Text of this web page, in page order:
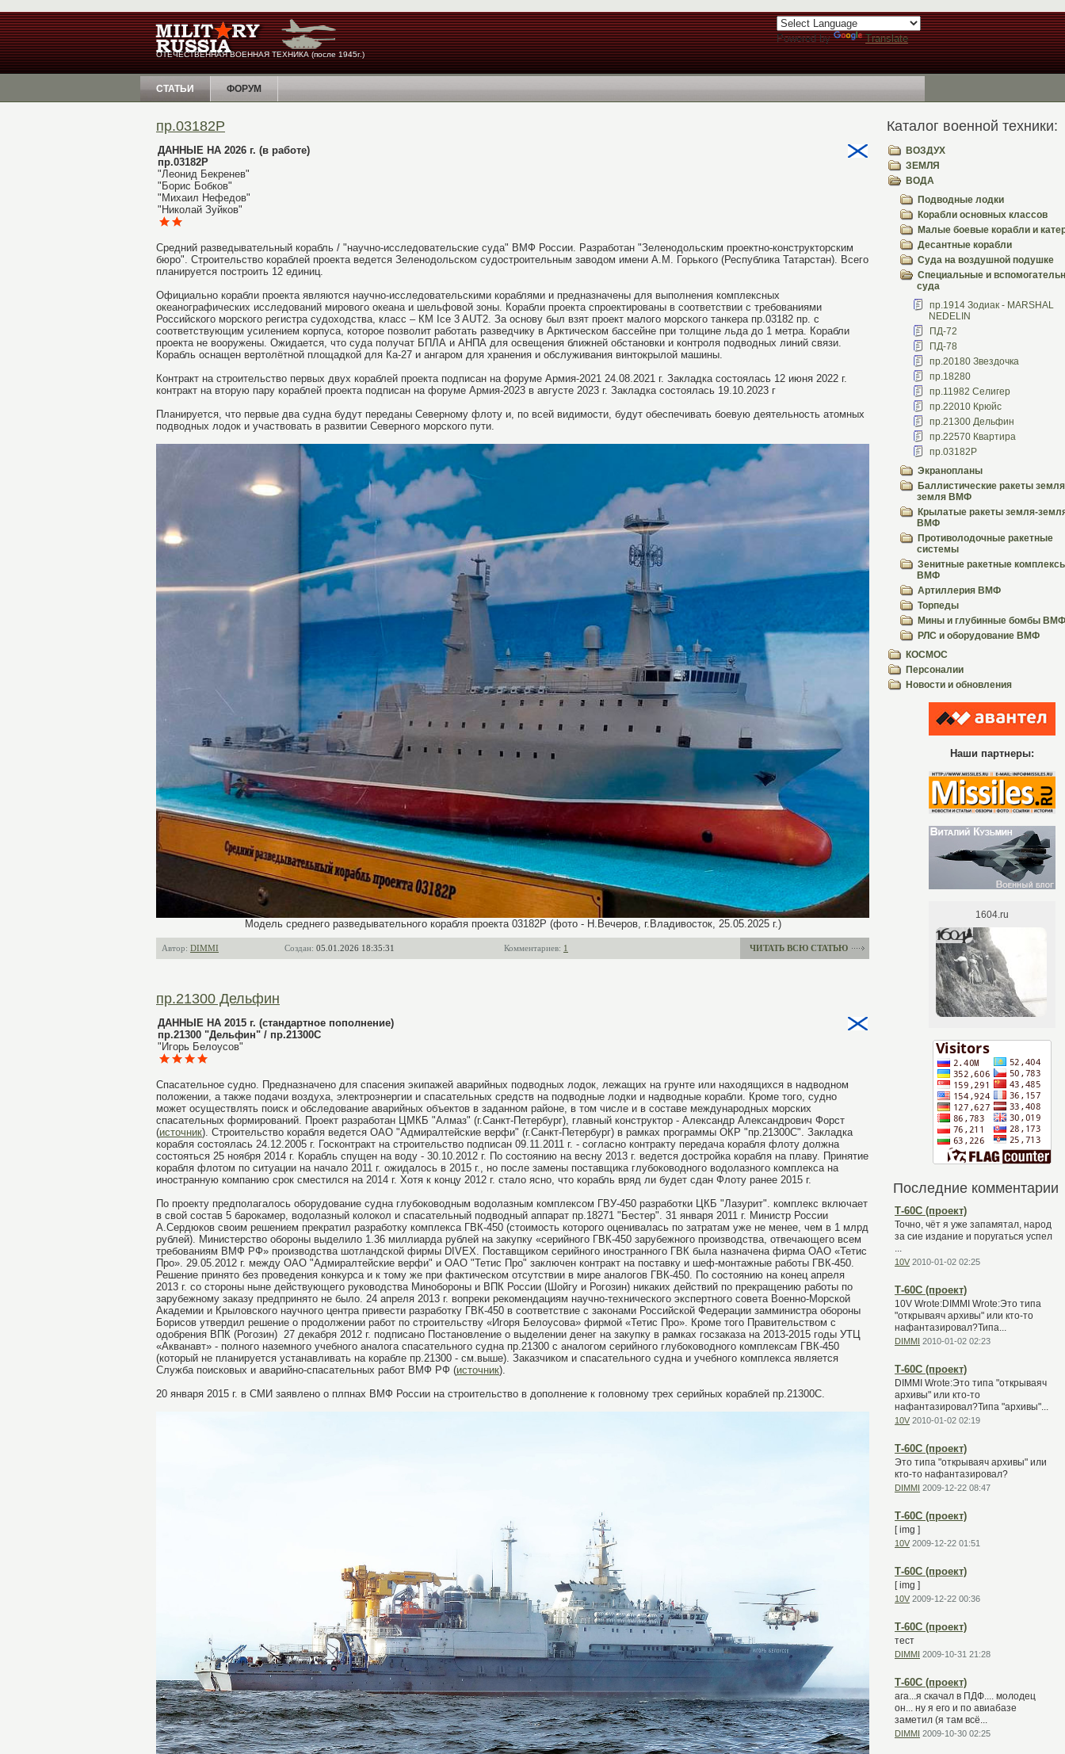
Powered by Translate
ОТЕЧЕСТВЕННАЯ ВОЕННАЯ ТЕХНИКА (после 1945г.)
СТАТЬИ ФОРУМ
пр.03182Р
ДАННЫЕ НА 2026 г. (в работе)
пр.03182Р
"Леонид Бекренев"
"Борис Бобков"
"Михаил Нефедов"
"Николай Зуйков"
Средний разведывательный корабль / "научно-исследовательские суда" ВМФ России. Разработан "Зеленодольским проектно-конструкторским
бюро". Строительство кораблей проекта ведется Зеленодольском судостроительным заводом имени А.М. Горького (Республика Татарстан). Всего
планируется построить 12 единиц.
Официально корабли проекта являются научно-исследовательскими кораблями и предназначены для выполнения комплексных
океанографических исследований мирового океана и шельфовой зоны. Корабли проекта спроектированы в соответствии с требованиями
Российского морского регистра судоходства, класс – КМ Ice 3 AUT2. За основу был взят проект малого морского танкера пр.03182 пр. с
соответствующим усилением корпуса, которое позволит работать разведчику в Арктическом бассейне при толщине льда до 1 метра. Корабли
проекта не вооружены. Ожидается, что суда получат БПЛА и АНПА для освещения ближней обстановки и контроля подводных линий связи.
Корабль оснащен вертолётной площадкой для Ка-27 и ангаром для хранения и обслуживания винтокрылой машины.
Контракт на строительство первых двух кораблей проекта подписан на форуме Армия-2021 24.08.2021 г. Закладка состоялась 12 июня 2022 г.
контракт на вторую пару кораблей проекта подписан на форуме Армия-2023 в августе 2023 г. Закладка состоялась 19.10.2023 г
Планируется, что первые два судна будут переданы Северному флоту и, по всей видимости, будут обеспечивать боевую деятельность атомных
подводных лодок и участвовать в развитии Северного морского пути.
Модель среднего разведывательного корабля проекта 03182Р (фото - Н.Вечеров, г.Владивосток, 25.05.2025 г.)
Автор: DIMMI Создан: 05.01.2026 18:35:31 Комментариев: 1 ЧИТАТЬ ВСЮ СТАТЬЮ
пр.21300 Дельфин
ДАННЫЕ НА 2015 г. (стандартное пополнение)
пр.21300 "Дельфин" / пр.21300С
"Игорь Белоусов"
Спасательное судно. Предназначено для спасения экипажей аварийных подводных лодок, лежащих на грунте или находящихся в надводном
положении, а также подачи воздуха, электроэнергии и спасательных средств на подводные лодки и надводные корабли. Кроме того, судно
может осуществлять поиск и обследование аварийных объектов в заданном районе, в том числе и в составе международных морских
спасательных формирований. Проект разработан ЦМКБ "Алмаз" (г.Санкт-Петербург), главный конструктор - Александр Александрович Форст
(источник). Строительство корабля ведется ОАО "Адмиралтейские верфи" (г.Санкт-Петербург) в рамках программы ОКР "пр.21300С". Закладка
корабля состоялась 24.12.2005 г. Госконтракт на строительство подписан 09.11.2011 г. - согласно контракту передача корабля флоту должна
состояться 25 ноября 2014 г. Корабль спущен на воду - 30.10.2012 г. По состоянию на весну 2013 г. ведется достройка корабля на плаву. Принятие
корабля флотом по ситуации на начало 2011 г. ожидалось в 2015 г., но после замены поставщика глубоководного водолазного комплекса на
иностранную компанию срок сместился на 2014 г. Хотя к концу 2012 г. стало ясно, что корабль вряд ли будет сдан Флоту ранее 2015 г.
По проекту предполагалось оборудование судна глубоководным водолазным комплексом ГВУ-450 разработки ЦКБ "Лазурит". комплекс включает
в свой состав 5 барокамер, водолазный колокол и спасательный подводный аппарат пр.18271 "Бестер". 31 января 2011 г. Министр России
А.Сердюков своим решением прекратил разработку комплекса ГВК-450 (стоимость которого оценивалась по затратам уже не менее, чем в 1 млрд
рублей). Министерство обороны выделило 1.36 миллиарда рублей на закупку «серийного ГВК-450 зарубежного производства, отвечающего всем
требованиям ВМФ РФ» производства шотландской фирмы DIVEX. Поставщиком серийного иностранного ГВК была назначена фирма ОАО «Тетис
Про». 29.05.2012 г. между ОАО "Адмиралтейские верфи" и ОАО "Тетис Про" заключен контракт на поставку и шеф-монтажные работы ГВК-450.
Решение принято без проведения конкурса и к тому же при фактическом отсутствии в мире аналогов ГВК-450. По состоянию на конец апреля
2013 г. со стороны ныне действующего руководства Минобороны и ВПК России (Шойгу и Рогозин) никаких действий по прекращению работы по
зарубежному заказу предпринято не было. 24 апреля 2013 г. вопреки рекомендациям научно-технического экспертного совета Военно-Морской
Академии и Крыловского научного центра привести разработку ГВК-450 в соответствие с законами Российской Федерации замминистра обороны
Борисов утвердил решение о продолжении работ по строительству «Игоря Белоусова» фирмой «Тетис Про». Кроме того Правительством с
одобрения ВПК (Рогозин) 27 декабря 2012 г. подписано Постановление о выделении денег на закупку в рамках госзаказа на 2013-2015 годы УТЦ
«Акванавт» - полного наземного учебного аналога спасательного судна пр.21300 с аналогом серийного глубоководного комплексам ГВК-450
(который не планируется устанавливать на корабле пр.21300 - см.выше). Заказчиком и спасательного судна и учебного комплекса является
Служба поисковых и аварийно-спасательных работ ВМФ РФ (источник).
20 января 2015 г. в СМИ заявлено о плпнах ВМФ России на строительство в дополнение к головному трех серийных кораблей пр.21300С.
Каталог военной техники:
ВОЗДУХ
ЗЕМЛЯ
ВОДА
Подводные лодки
Корабли основных классов
Малые боевые корабли и
Десантные корабли
Суда на воздушной подушке
Специальные и
суда
пр.1914 Зодиак - MARSHAL
NEDELIN
ПД-72
ПД-78
пр.20180 Звездочка
пр.18280
пр.11982 Селигер
пр.22010 Крюйс
пр.21300 Дельфин
пр.22570 Квартира
пр.03182Р
Экранопланы
Баллистические ракеты
земля ВМФ
Крылатые ракеты земля-
ВМФ
Противолодочные ракетные
системы
Зенитные ракетные
ВМФ
Артиллерия ВМФ
Торпеды
Мины и глубинные бомбы ВМФ
РЛС и оборудование ВМФ
КОСМОС
Персоналии
Новости и обновления
Наши партнеры:
Последние комментарии
Т-60С (проект)
Точно, чёт я уже запамятал, народ
за сие издание и поругаться успел
...
10V 2010-01-02 02:25
Т-60С (проект)
10V Wrote:DIMMI Wrote:Это типа
"открываяч архивы" или кто-то
нафантазировал?Типа...
DIMMI 2010-01-02 02:23
Т-60С (проект)
DIMMI Wrote:Это типа "открываяч
архивы" или кто-то
нафантазировал?Типа "архивы"...
10V 2010-01-02 02:19
Т-60С (проект)
Это типа "открываяч архивы" или
кто-то нафантазировал?
DIMMI 2009-12-22 08:47
Т-60С (проект)
[ img ]
10V 2009-12-22 01:51
Т-60С (проект)
[ img ]
10V 2009-12-22 00:36
Т-60С (проект)
тест
DIMMI 2009-10-31 21:28
Т-60С (проект)
ага...я скачал в ПДФ.... молодец
он... ну я его и по авиабазе
заметил (я там всё...
DIMMI 2009-10-30 02:25